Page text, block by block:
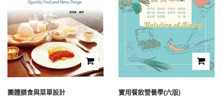
團體膳食與菜單設計 實用餐飲營養學(六版)